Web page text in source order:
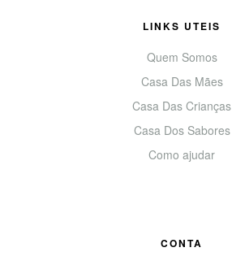
LINKS UTEIS
Quem Somos
Casa Das Mães
Casa Das Crianças
Casa Dos Sabores
Como ajudar
CONTA